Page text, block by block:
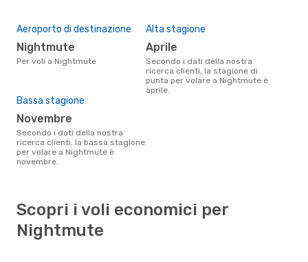
Aeroporto di destinazione
Nightmute
Per voli a Nightmute
Alta stagione
aprile
Secondo i dati della nostra
ricerca clienti, la stagione di
punta per volare a Nightmute è
aprile.
Bassa stagione
novembre
Secondo i dati della nostra
ricerca clienti, la bassa stagione
per volare a Nightmute è
novembre.
Scopri i voli economici per
Nightmute